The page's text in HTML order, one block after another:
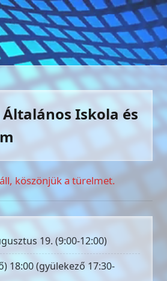
Általános Iskola és
köszönjük a türelmet.
19. (9:00-12:00)
18:00 (gyülekező 17:30-